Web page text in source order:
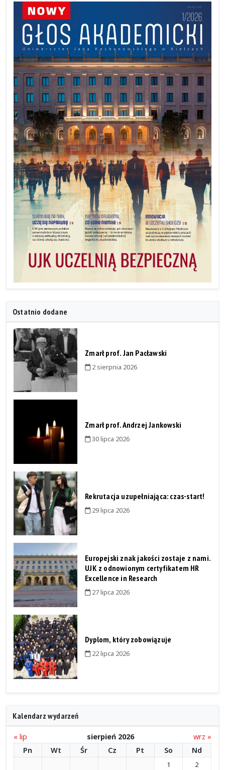
Ostatnio dodane
Zmarł prof. Jan Pacławski
2 sierpnia 2026
Zmarł prof. Andrzej Jankowski
30 lipca 2026
Rekrutacja uzupełniająca: czas-start!
29 lipca 2026
Europejski znak jakości zostaje z nami.
UJK z odnowionym certyfikatem HR
Excellence in Research
27 lipca 2026
Dyplom, który zobowiązuje
22 lipca 2026
Kalendarz wydarzeń
« lip sierpień 2026
wrz »
Pn
Wt Śr Cz Pt So Nd
1
2